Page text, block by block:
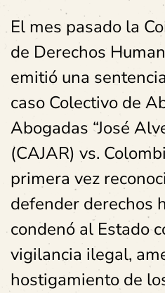
El mes pasado la
de Derechos
emitió una
caso Colectivo de
Abogadas “José
(CAJAR) vs.
primera vez
defender derechos
condenó al Estado
vigilancia ilegal,
hostigamiento de